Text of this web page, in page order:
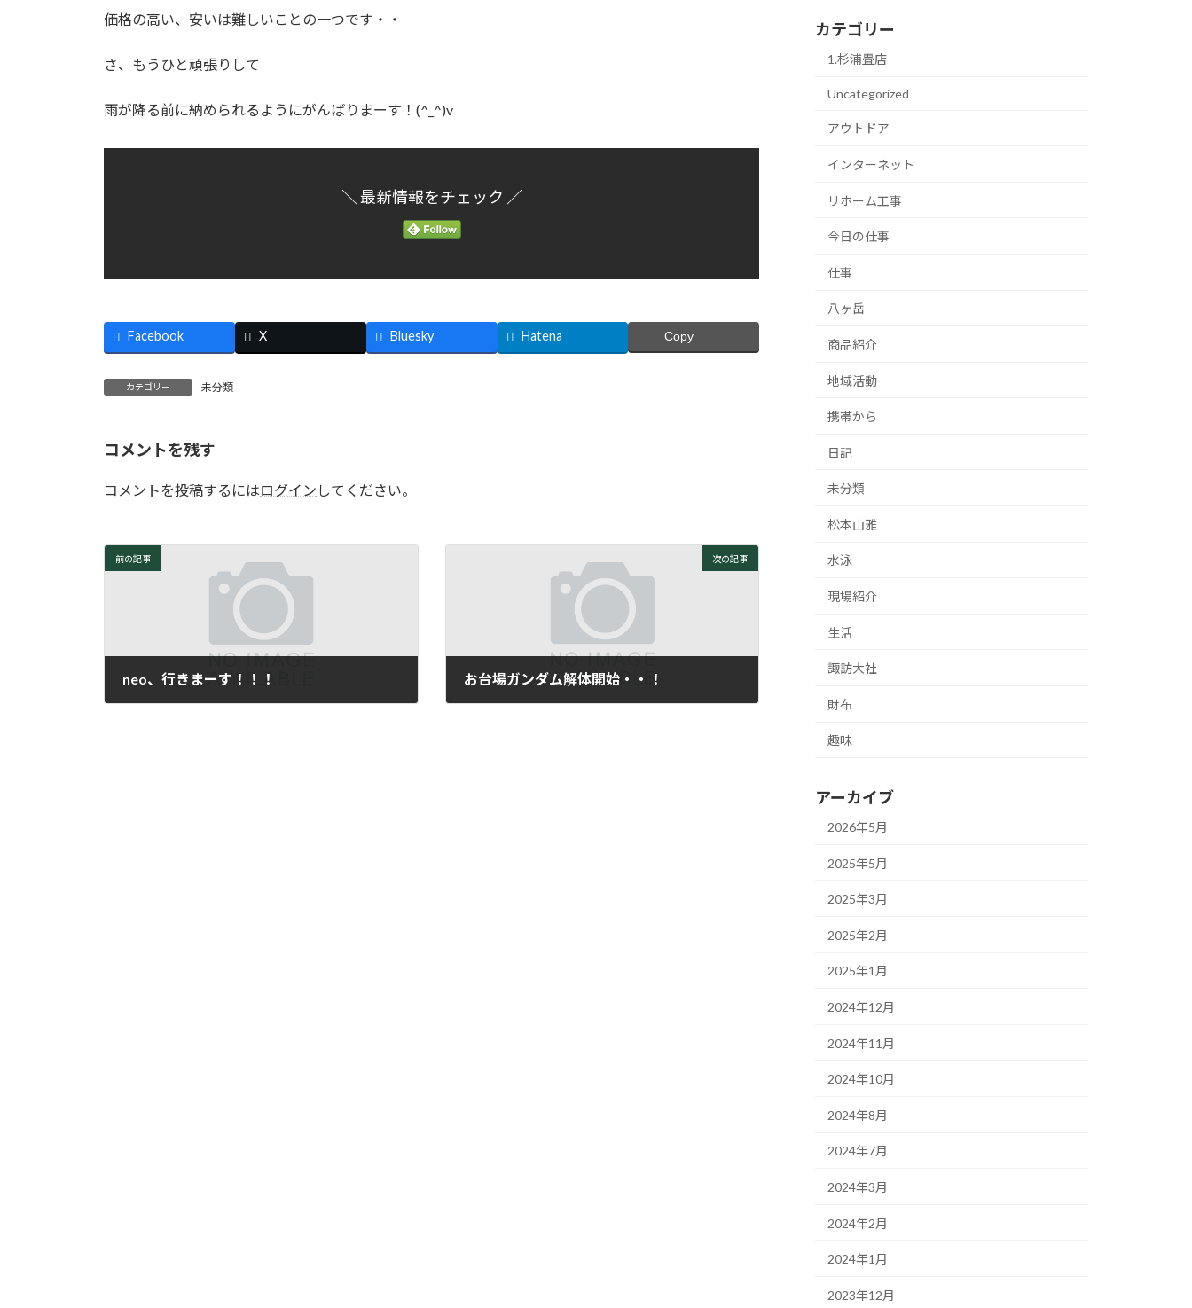
価格の高い、安いは難しいことの一つです・・
さ、もうひと頑張りして
雨が降る前に納められるようにがんばりまーす！(^_^)v
＼ 最新情報をチェック ／
Facebook X Bluesky Hatena Copy
カテゴリー 未分類
コメントを残す
コメントを投稿するにはログイン してください。
前の記事
neo、行きまーす！！！
次の記事
お台場ガンダム解体開始・・！
カテゴリー
1.杉浦畳店
Uncategorized
アウトドア
インターネット
リホーム工事
今日の仕事
仕事
八ヶ岳
商品紹介
地域活動
携帯から
日記
未分類
松本山雅
水泳
現場紹介
生活
諏訪大社
財布
趣味
アーカイブ
2026年5月
2025年5月
2025年3月
2025年2月
2025年1月
2024年12月
2024年11月
2024年10月
2024年8月
2024年7月
2024年3月
2024年2月
2024年1月
2023年12月